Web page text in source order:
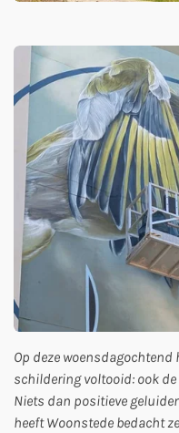
Op deze
schildering voltooid: ook
Niets dan positieve
heeft Woonstede bedacht